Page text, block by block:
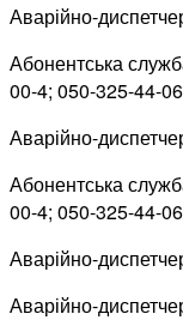
Аварійно-
Абонентська
00-4; 050-325-44-06
Аварійно-
Абонентська
00-4; 050-325-44-06
Аварійно-
Аварійно-